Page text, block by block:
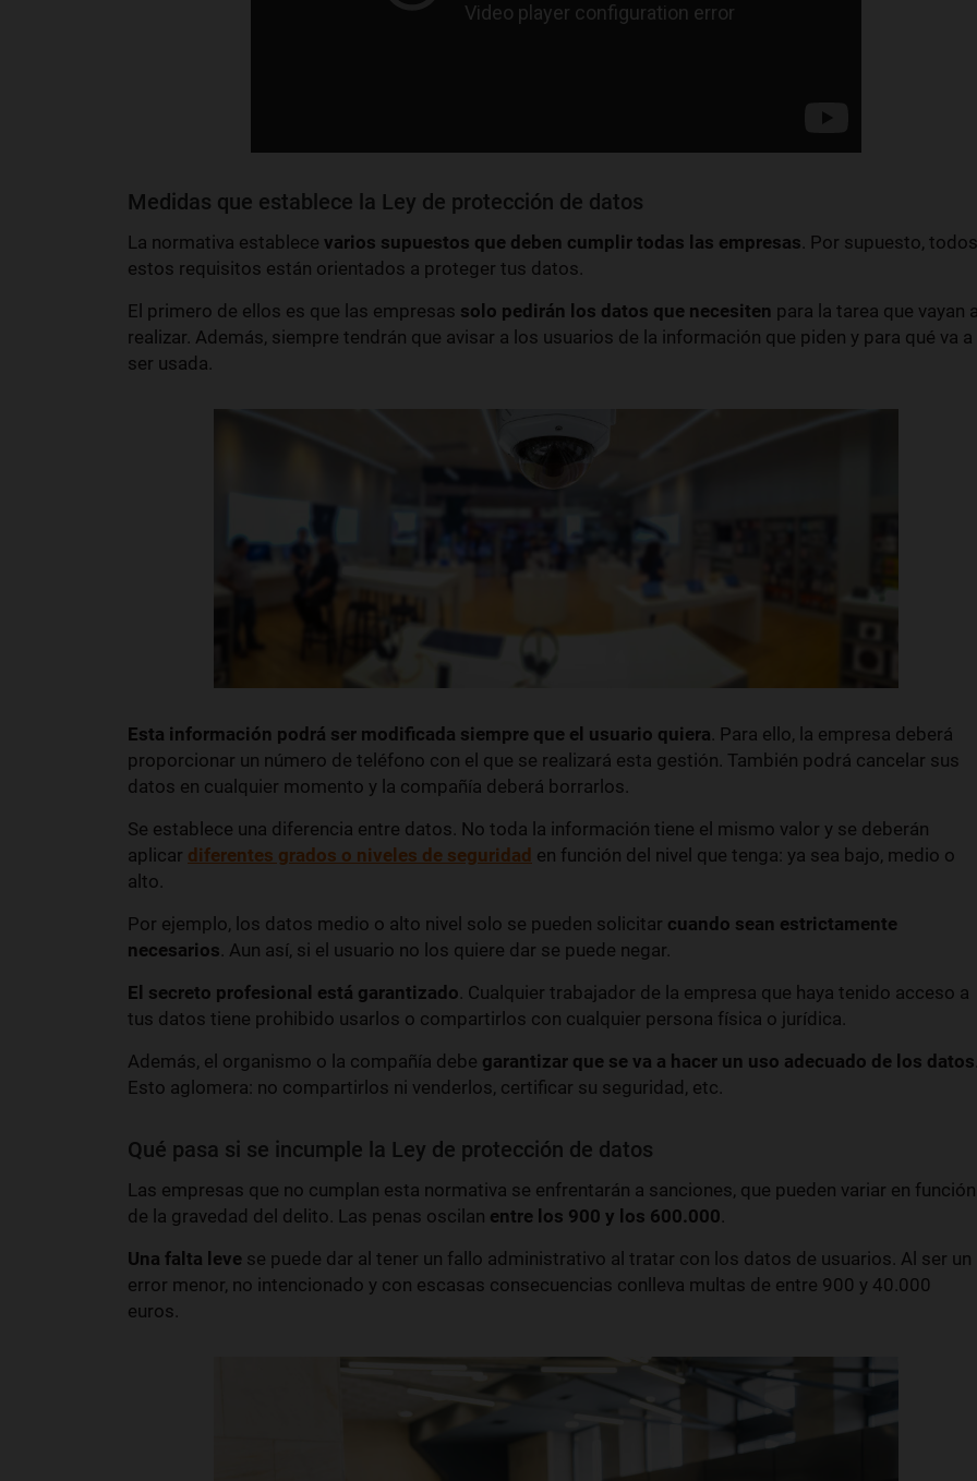
Medidas que establece la Ley de protección de datos
La normativa establece varios supuestos que deben cumplir todas las empresas. Por supuesto, todos
estos requisitos están orientados a proteger tus datos.
El primero de ellos es que las empresas solo pedirán los datos que necesiten para la tarea que vayan
realizar. Además, siempre tendrán que avisar a los usuarios de la información que piden y para qué va a
ser usada.
Esta información podrá ser modificada siempre que el usuario quiera. Para ello, la empresa deberá
proporcionar un número de teléfono con el que se realizará esta gestión. También podrá cancelar sus
datos en cualquier momento y la compañía deberá borrarlos.
Se establece una diferencia entre datos. No toda la información tiene el mismo valor y se deberán
aplicar diferentes grados o niveles de seguridad en función del nivel que tenga: ya sea bajo, medio o
alto.
Por ejemplo, los datos medio o alto nivel solo se pueden solicitar cuando sean estrictamente
necesarios. Aun así, si el usuario no los quiere dar se puede negar.
El secreto profesional está garantizado. Cualquier trabajador de la empresa que haya tenido acceso a
tus datos tiene prohibido usarlos o compartirlos con cualquier persona física o jurídica.
Además, el organismo o la compañía debe garantizar que se va a hacer un uso adecuado de los datos
Esto aglomera: no compartirlos ni venderlos, certificar su seguridad, etc.
Qué pasa si se incumple la Ley de protección de datos
Las empresas que no cumplan esta normativa se enfrentarán a sanciones, que pueden variar en función
de la gravedad del delito. Las penas oscilan entre los 900 y los 600.000.
Una falta leve se puede dar al tener un fallo administrativo al tratar con los datos de usuarios. Al ser un
error menor, no intencionado y con escasas consecuencias conlleva multas de entre 900 y 40.000
euros.